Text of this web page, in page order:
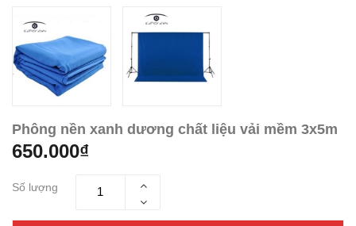
Phông nền xanh dương chất liệu vải mềm 3x5m
650.000₫
Số lượng